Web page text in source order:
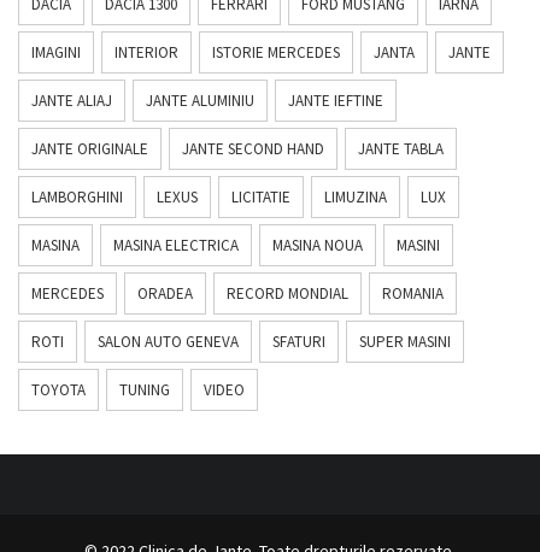
DACIA DACIA 1300 FERRARI FORD MUSTANG IARNA
IMAGINI INTERIOR ISTORIE MERCEDES JANTA JANTE
JANTE ALIAJ JANTE ALUMINIU JANTE IEFTINE
JANTE ORIGINALE JANTE SECOND HAND JANTE TABLA
LAMBORGHINI LEXUS LICITATIE LIMUZINA LUX
MASINA MASINA ELECTRICA MASINA NOUA MASINI
MERCEDES ORADEA RECORD MONDIAL ROMANIA
ROTI SALON AUTO GENEVA SFATURI SUPER MASINI
TOYOTA TUNING VIDEO